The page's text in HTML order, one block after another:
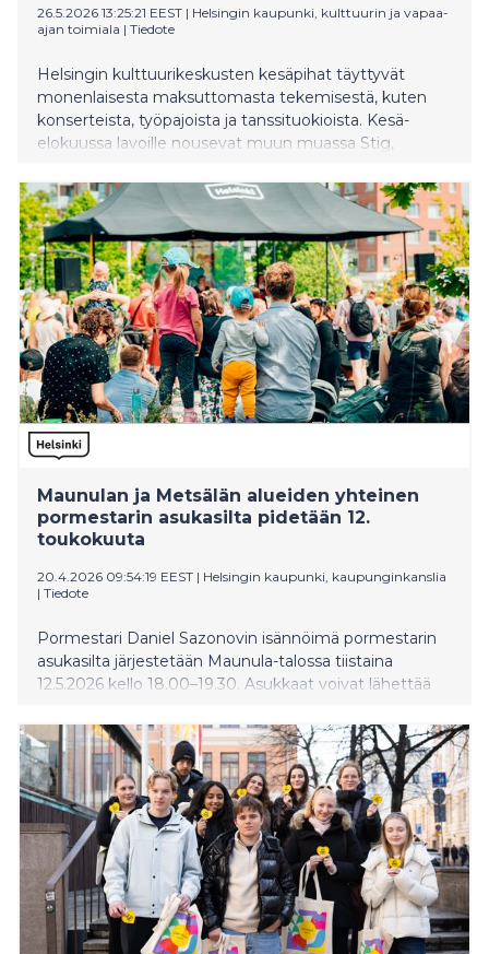
26.5.2026 13:25:21 EEST | Helsingin kaupunki, kulttuurin ja vapaa-
ajan toimiala | Tiedote
Helsingin kulttuurikeskusten kesäpihat täyttyvät
monenlaisesta maksuttomasta tekemisestä, kuten
konserteista, työpajoista ja tanssituokioista. Kesä-
elokuussa lavoille nousevat muun muassa Stig,
Maunulan ja Metsälän alueiden yhteinen
pormestarin asukasilta pidetään 12.
toukokuuta
20.4.2026 09:54:19 EEST | Helsingin kaupunki, kaupunginkanslia
| Tiedote
Pormestari Daniel Sazonovin isännöimä pormestarin
asukasilta järjestetään Maunula-talossa tiistaina
12.5.2026 kello 18.00–19.30. Asukkaat voivat lähettää
KerroKantasi-kyselyn kautta.